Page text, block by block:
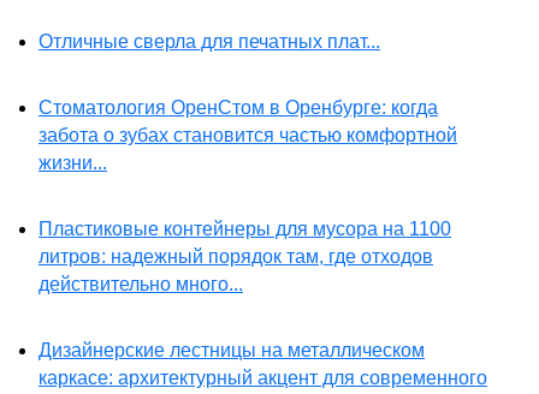
Отличные сверла для печатных плат...
Стоматология ОренСтом в Оренбурге: когда
забота о зубах становится частью комфортной
жизни...
Пластиковые контейнеры для мусора на 1100
литров: надежный порядок там, где отходов
действительно много...
Дизайнерские лестницы на металлическом
каркасе: архитектурный акцент для современного